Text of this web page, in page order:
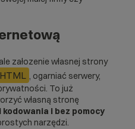
załozenie własnej strony
HTML , ogarniać serwery,
To już
własną stronę
kodowania i bez pomocy
narzędzi.